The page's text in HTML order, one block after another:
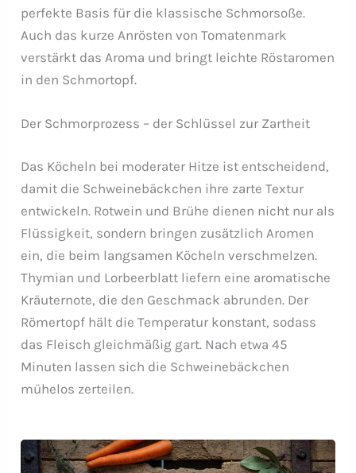
perfekte Basis für die klassische Schmorsoße.
Auch das kurze Anrösten von Tomatenmark
verstärkt das Aroma und bringt leichte Röstaromen
in den Schmortopf.
Der Schmorprozess – der Schlüssel zur Zartheit
Das Köcheln bei moderater Hitze ist entscheidend,
damit die Schweinebäckchen ihre zarte Textur
entwickeln. Rotwein und Brühe dienen nicht nur als
Flüssigkeit, sondern bringen zusätzlich Aromen
ein, die beim langsamen Köcheln verschmelzen.
Thymian und Lorbeerblatt liefern eine aromatische
Kräuternote, die den Geschmack abrunden. Der
Römertopf hält die Temperatur konstant, sodass
das Fleisch gleichmäßig gart. Nach etwa 45
Minuten lassen sich die Schweinebäckchen
mühelos zerteilen.